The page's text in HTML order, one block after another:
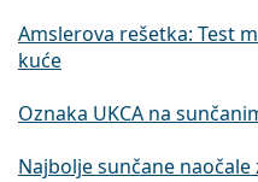
Amslerova rešetka: Test
kuće
Oznaka UKCA na
Najbolje sunčane